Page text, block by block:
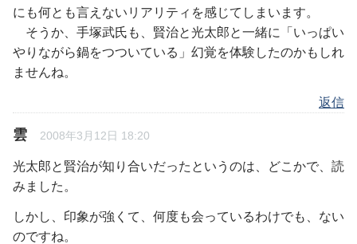
にも何とも言えないリアリティを感じてしまいます。
そうか、手塚武氏も、賢治と光太郎と一緒に「いっぱい
やりながら鍋をつついている」幻覚を体験したのかもしれ
ませんね。
返信
雲 2008年3月12日 18:20
光太郎と賢治が知り合いだったというのは、どこかで、読
みました。
しかし、印象が強くて、何度も会っているわけでも、ない
のですね。